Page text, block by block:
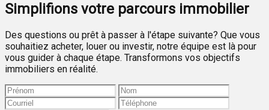
Simplifions votre parcours immobilier
Des questions ou prêt à passer à l'étape suivante? Que vous
souhaitiez acheter, louer ou investir, notre équipe est là pour
vous guider à chaque étape. Transformons vos objectifs
immobiliers en réalité.